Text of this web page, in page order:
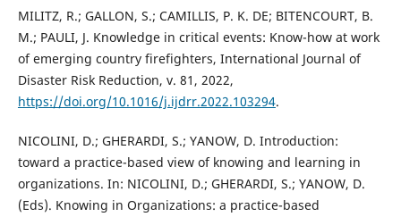
MILITZ, R.; GALLON, S.; CAMILLIS, P. K. DE; BITENCOURT, B.
M.; PAULI, J. Knowledge in critical events: Know-how at work
of emerging country firefighters, International Journal of
Disaster Risk Reduction, v. 81, 2022,
https://doi.org/10.1016/j.ijdrr.2022.103294.
NICOLINI, D.; GHERARDI, S.; YANOW, D. Introduction:
toward a practice-based view of knowing and learning in
organizations. In: NICOLINI, D.; GHERARDI, S.; YANOW, D.
(Eds). Knowing in Organizations: a practice-based